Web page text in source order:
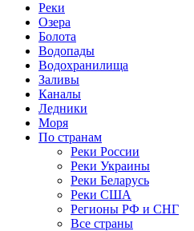
Реки
Озера
Болота
Водопады
Водохранилища
Заливы
Каналы
Ледники
Моря
По странам
Реки России
Реки Украины
Реки Беларусь
Реки США
Регионы РФ и СНГ
Все страны